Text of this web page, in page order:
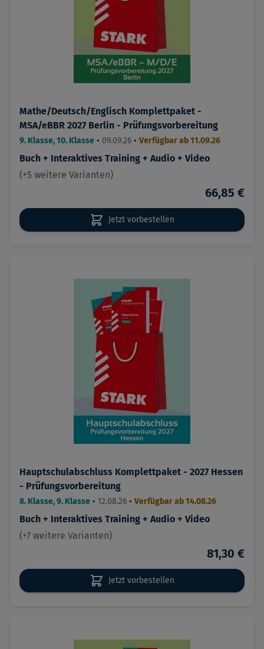
Mathe/Deutsch/Englisch Komplettpaket -
MSA/eBBR 2027 Berlin - Prüfungsvorbereitung
9. Klasse, 10. Klasse • 09.09.26 • Verfügbar ab 11.09.26
Buch + Interaktives Training + Audio + Video
(+5 weitere Varianten)
66,85 €
Jetzt vorbestellen
Hauptschulabschluss Komplettpaket - 2027 Hessen
- Prüfungsvorbereitung
8. Klasse, 9. Klasse • 12.08.26 • Verfügbar ab 14.08.26
Buch + Interaktives Training + Audio + Video
(+7 weitere Varianten)
81,30 €
Jetzt vorbestellen